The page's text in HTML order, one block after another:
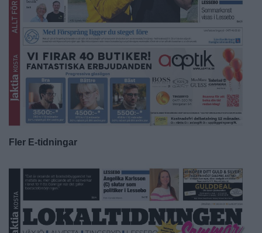
Fler E-tidningar